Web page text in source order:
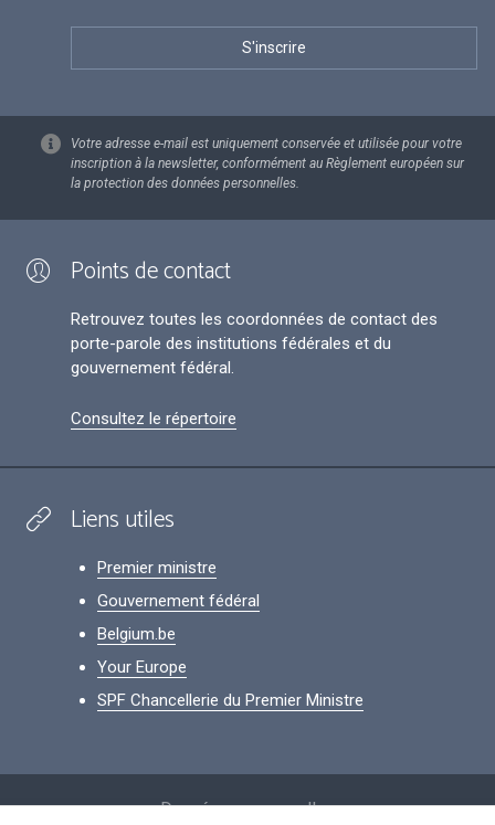
Votre adresse e-mail est uniquement conservée et utilisée pour votre
inscription à la newsletter, conformément au Règlement européen sur
la protection des données personnelles.
Points de contact
Retrouvez toutes les coordonnées de contact des
porte-parole des institutions fédérales et du
gouvernement fédéral.
Consultez le répertoire
Liens utiles
Premier ministre
Gouvernement fédéral
Belgium.be
Your Europe
SPF Chancellerie du Premier Ministre
Données personnelles